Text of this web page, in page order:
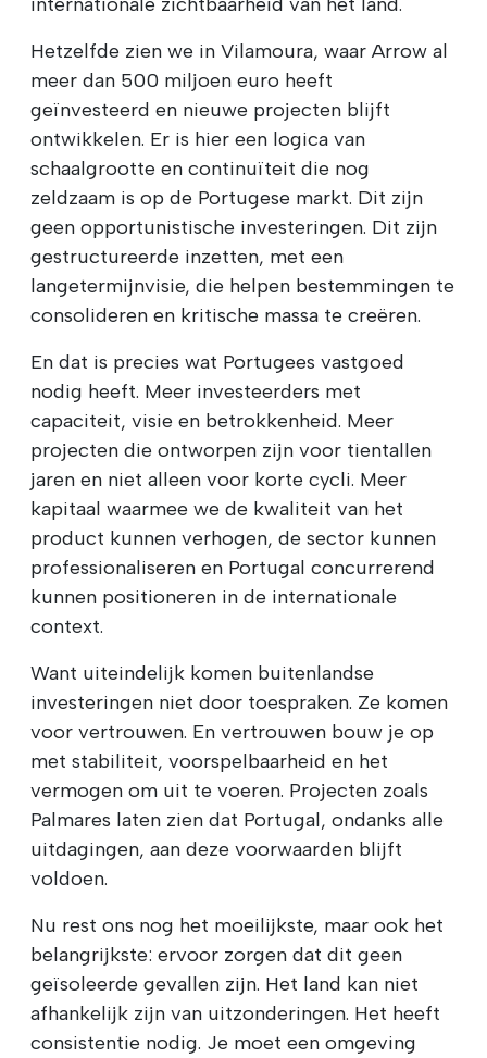
Hetzelfde zien we in Vilamoura, waar Arrow al
meer dan 500 miljoen euro heeft
geïnvesteerd en nieuwe projecten blijft
ontwikkelen. Er is hier een logica van
schaalgrootte en continuïteit die nog
zeldzaam is op de Portugese markt. Dit zijn
geen opportunistische investeringen. Dit zijn
gestructureerde inzetten, met een
langetermijnvisie, die helpen bestemmingen te
consolideren en kritische massa te creëren.
En dat is precies wat Portugees vastgoed
nodig heeft. Meer investeerders met
capaciteit, visie en betrokkenheid. Meer
projecten die ontworpen zijn voor tientallen
jaren en niet alleen voor korte cycli. Meer
kapitaal waarmee we de kwaliteit van het
product kunnen verhogen, de sector kunnen
professionaliseren en Portugal concurrerend
kunnen positioneren in de internationale
context.
Want uiteindelijk komen buitenlandse
investeringen niet door toespraken. Ze komen
voor vertrouwen. En vertrouwen bouw je op
met stabiliteit, voorspelbaarheid en het
vermogen om uit te voeren. Projecten zoals
Palmares laten zien dat Portugal, ondanks alle
uitdagingen, aan deze voorwaarden blijft
voldoen.
Nu rest ons nog het moeilijkste, maar ook het
belangrijkste: ervoor zorgen dat dit geen
geïsoleerde gevallen zijn. Het land kan niet
afhankelijk zijn van uitzonderingen. Het heeft
consistentie nodig. Je moet een omgeving